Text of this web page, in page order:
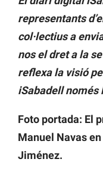
representants
col·lectius a
nos el dret a la
reflexa la visió
iSabadell només
Foto portada: El
Manuel Navas
Jiménez.